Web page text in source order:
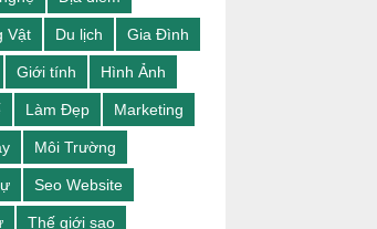
Vật Du lịch Gia Đình
Giới tính Hình Ảnh
Làm Đẹp Marketing
Môi Trường
Seo Website
Thế giới sao